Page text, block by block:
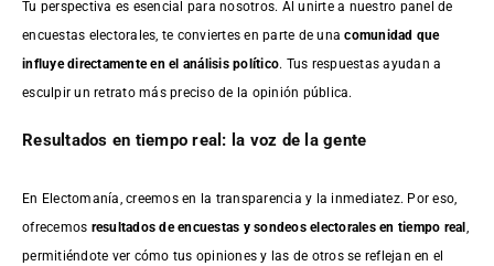
Tu perspectiva es esencial para nosotros. Al unirte a nuestro panel de
encuestas electorales, te conviertes en parte de unacomunidad que
influye directamente en el análisis político. Tus respuestas ayudan a
esculpir un retrato más preciso de la opinión pública.
Resultados en tiempo real: la voz de la gente
En Electomanía, creemos en la transparencia y la inmediatez. Por eso,
ofrecemos resultados deencuestas y sondeos electorales en tiempo real
permitiéndote ver cómo tus opiniones y las de otros se reflejan en el